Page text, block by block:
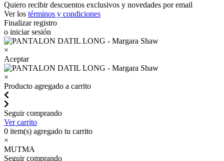
Quiero recibir descuentos exclusivos y novedades por email
Ver los términos y condiciones
Finalizar registro
o iniciar sesión
×
Aceptar
×
Producto agregado a carrito
Seguir comprando
Ver carrito
0 item(s) agregado tu carrito
×
MUTMA
Seguir comprando